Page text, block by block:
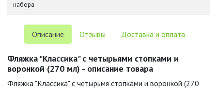
набора
Описание Отзывы Доставка и оплата
Фляжка "Классика" с четырьями стопками и
воронкой (270 мл) - описание товара
Фляжка "Классика" с четырьмя стопками и воронкой (270